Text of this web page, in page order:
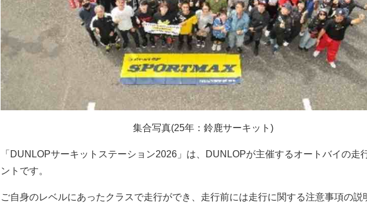
集合写真(25年：鈴鹿サーキット)
「DUNLOPサーキットステーション2026」は、DUNLOPが主催するオートバイの走
ントです。
ご自身のレベルにあったクラスで走行ができ、走行前には走行に関する注意事項の説